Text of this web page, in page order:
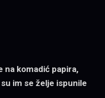
na komadić papira,
im se želje ispunile